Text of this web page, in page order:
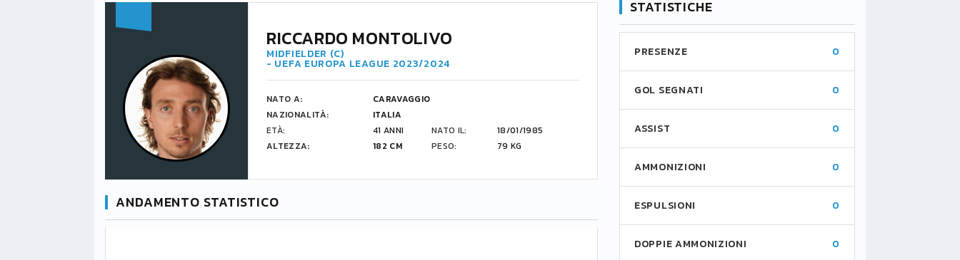
RICCARDO MONTOLIVO
MIDFIELDER (C)
- UEFA EUROPA LEAGUE 2023/2024
NATO A:
CARAVAGGIO
NAZIONALITÀ:
ITALIA
ETÀ:
41 ANNI NATO IL:
18/01/1985
ALTEZZA:
182 CM PESO: 79 KG
ANDAMENTO STATISTICO
STATISTICHE
PRESENZE 0
GOL SEGNATI 0
ASSIST 0
AMMONIZIONI 0
ESPULSIONI 0
DOPPIE AMMONIZIONI 0